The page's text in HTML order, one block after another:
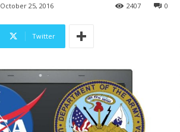
October 25, 2016 0
2407
Twitter